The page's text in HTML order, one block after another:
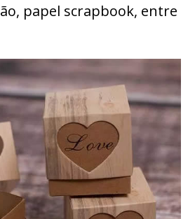
papel scrapbook, entre